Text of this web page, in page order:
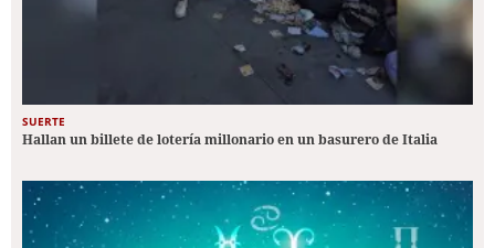
SUERTE
Hallan un billete de lotería millonario en un basurero de Italia